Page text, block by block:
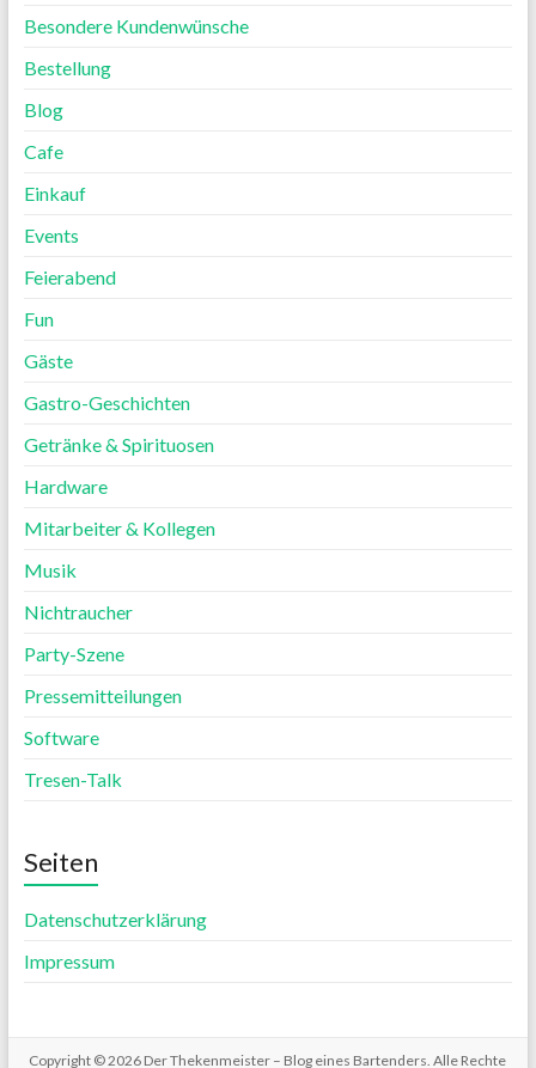
Besondere Kundenwünsche
Bestellung
Blog
Cafe
Einkauf
Events
Feierabend
Fun
Gäste
Gastro-Geschichten
Getränke & Spirituosen
Hardware
Mitarbeiter & Kollegen
Musik
Nichtraucher
Party-Szene
Pressemitteilungen
Software
Tresen-Talk
Seiten
Datenschutzerklärung
Impressum
Copyright © 2026 Der Thekenmeister – Blog eines Bartenders. Alle Rechte